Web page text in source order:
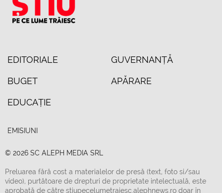
EDITORIALE GUVERNANȚĂ
BUGET APĂRARE
EDUCAȚIE
EMISIUNI
© 2026 SC ALEPH MEDIA SRL
Preluarea fără cost a materialelor de presă (text, foto si/sau
video), purtătoare de drepturi de proprietate intelectuală, este
aprobată de către stiupecelumetraiesc.alephnews.ro doar în